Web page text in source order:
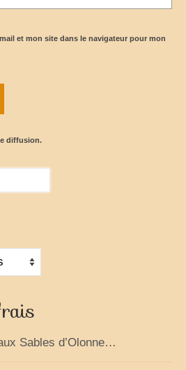
et mon site dans le navigateur pour mon
diffusion.
Sables d’Olonne…